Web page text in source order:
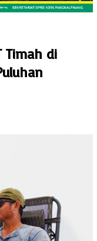
Timah di